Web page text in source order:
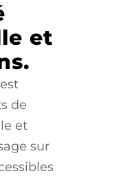
et
est
de
et
sur